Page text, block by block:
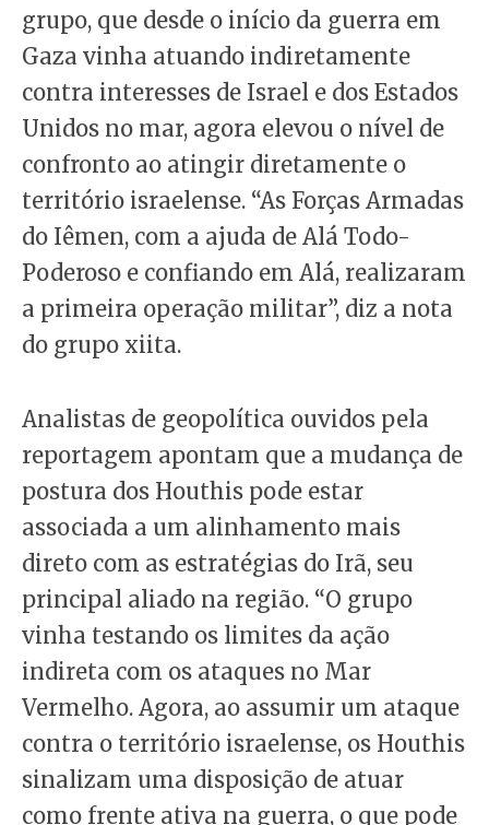
grupo, que desde o início da guerra em
Gaza vinha atuando indiretamente
contra interesses de Israel e dos Estados
Unidos no mar, agora elevou o nível de
confronto ao atingir diretamente o
território israelense. “As Forças Armadas
do Iêmen, com a ajuda de Alá Todo-
Poderoso e confiando em Alá, realizaram
a primeira operação militar”, diz a nota
do grupo xiita.
Analistas de geopolítica ouvidos pela
reportagem apontam que a mudança de
postura dos Houthis pode estar
associada a um alinhamento mais
direto com as estratégias do Irã, seu
principal aliado na região. “O grupo
vinha testando os limites da ação
indireta com os ataques no Mar
Vermelho. Agora, ao assumir um ataque
contra o território israelense, os Houthis
sinalizam uma disposição de atuar
como frente ativa na guerra, o que pode